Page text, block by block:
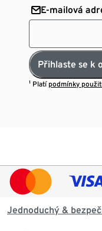
E-mailová
Přihlaste se k
¹ Platí podmínky
Jednoduchý &